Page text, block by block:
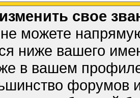
свое
можете
ниже вашего
в вашем
форумов